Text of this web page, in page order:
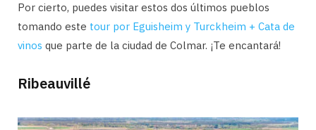
Por cierto, puedes visitar estos dos últimos pueblos
tomando este tour por Eguisheim y Turckheim + Cata de
vinos que parte de la ciudad de Colmar. ¡Te encantará!
Ribeauvillé